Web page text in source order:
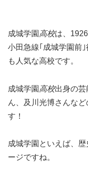
成城学園 高校は、
小田急線｢成城学園前
も人気な高校です。
成城学園 高校出身の芸
ん、及川光博さんな
す！
成城学園といえば、
ージですね。